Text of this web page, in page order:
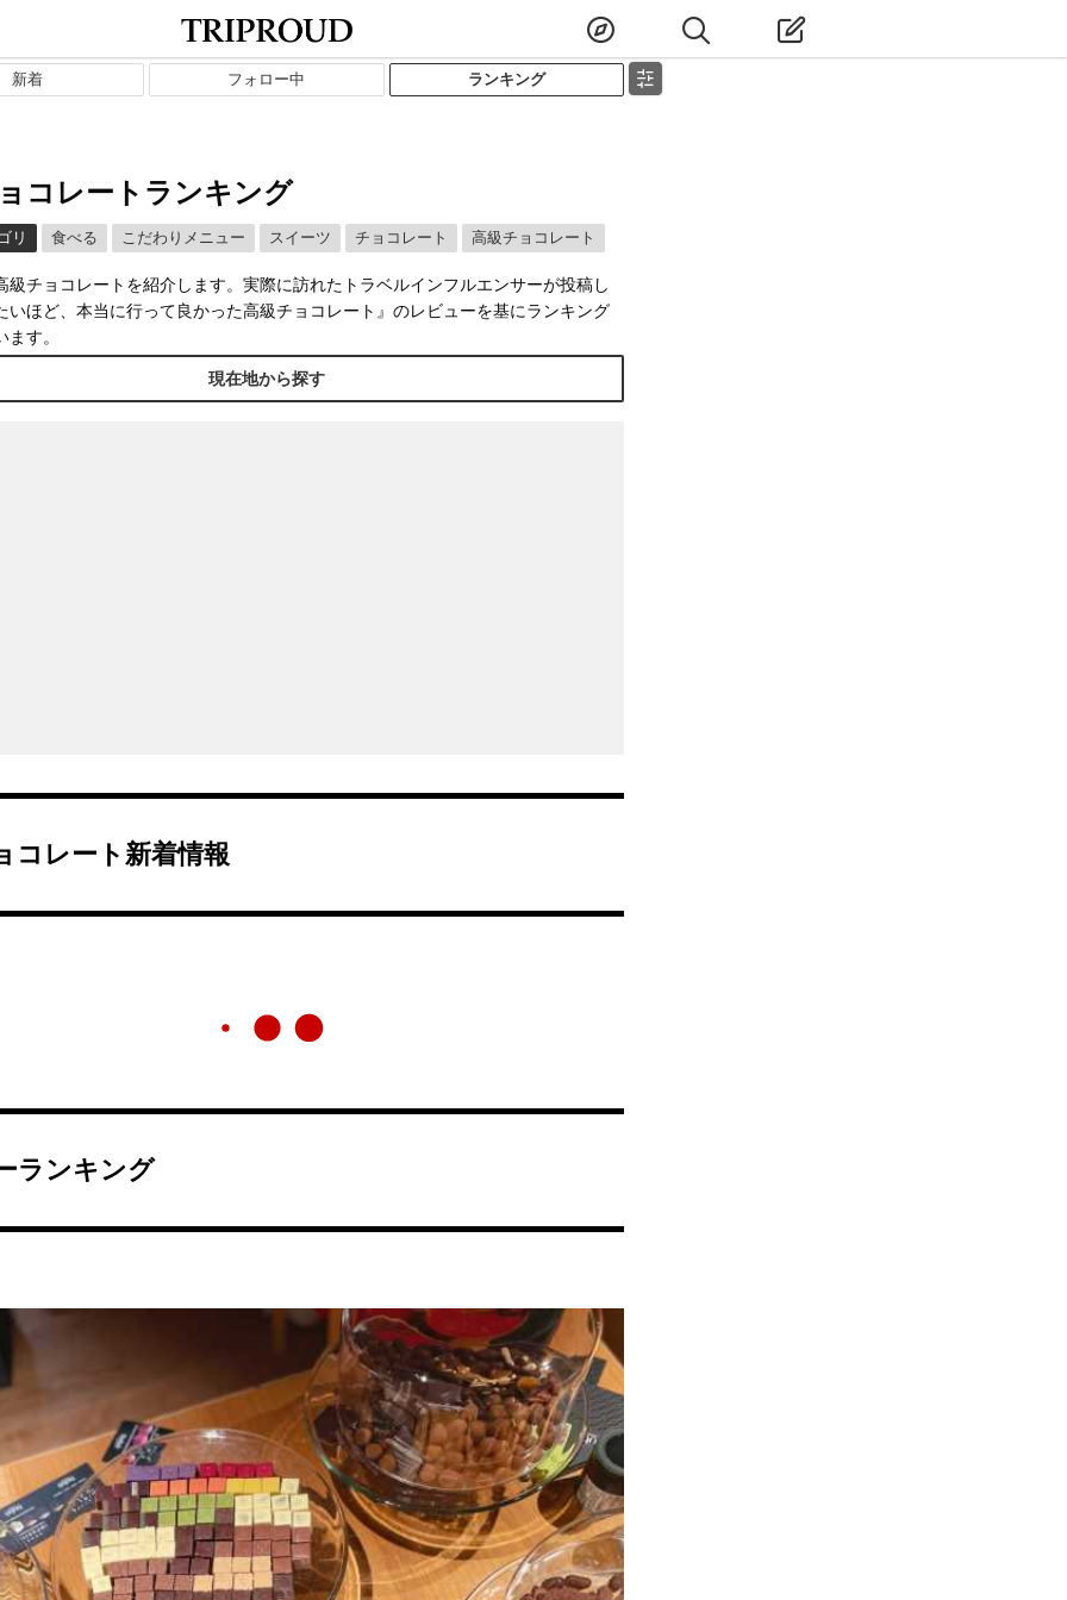
新着 フォロー中 ランキング
コレートランキング
リ 食べる こだわりメニュー スイーツ チョコレート 高級チョコレート
級チョコレートを紹介します。実際に訪れたトラベルインフルエンサーが投稿し
いほど、本当に行って良かった高級チョコレート』のレビューを基にランキング
す。
現在地から探す
コレート新着情報
ランキング